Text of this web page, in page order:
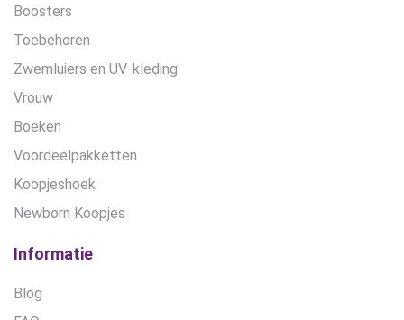
Boosters
Toebehoren
Zwemluiers en UV-kleding
Vrouw
Boeken
Voordeelpakketten
Koopjeshoek
Newborn Koopjes
Informatie
Blog